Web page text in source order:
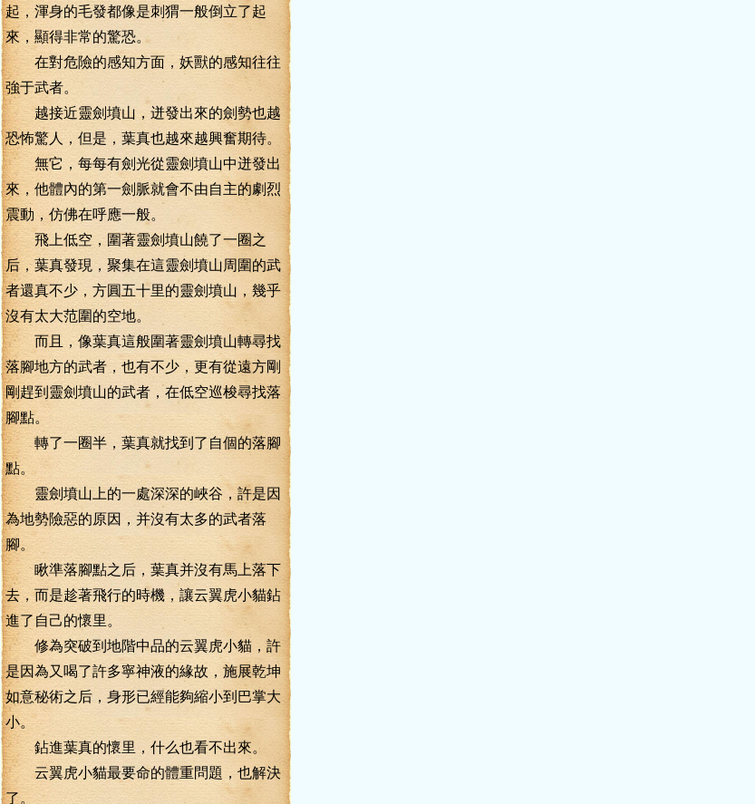
起，渾身的毛發都像是刺猬一般倒立了起
來，顯得非常的驚恐。
在對危險的感知方面，妖獸的感知往往
強于武者。
越接近靈劍墳山，迸發出來的劍勢也越
恐怖驚人，但是，葉真也越來越興奮期待。
無它，每每有劍光從靈劍墳山中迸發出
來，他體內的第一劍脈就會不由自主的劇烈
震動，仿佛在呼應一般。
飛上低空，圍著靈劍墳山饒了一圈之
后，葉真發現，聚集在這靈劍墳山周圍的武
者還真不少，方圓五十里的靈劍墳山，幾乎
沒有太大范圍的空地。
而且，像葉真這般圍著靈劍墳山轉尋找
落腳地方的武者，也有不少，更有從遠方剛
剛趕到靈劍墳山的武者，在低空巡梭尋找落
腳點。
轉了一圈半，葉真就找到了自個的落腳
點。
靈劍墳山上的一處深深的峽谷，許是因
為地勢險惡的原因，并沒有太多的武者落
腳。
瞅準落腳點之后，葉真并沒有馬上落下
去，而是趁著飛行的時機，讓云翼虎小貓鉆
進了自己的懷里。
修為突破到地階中品的云翼虎小貓，許
是因為又喝了許多寧神液的緣故，施展乾坤
如意秘術之后，身形已經能夠縮小到巴掌大
小。
鉆進葉真的懷里，什么也看不出來。
云翼虎小貓最要命的體重問題，也解決
了。